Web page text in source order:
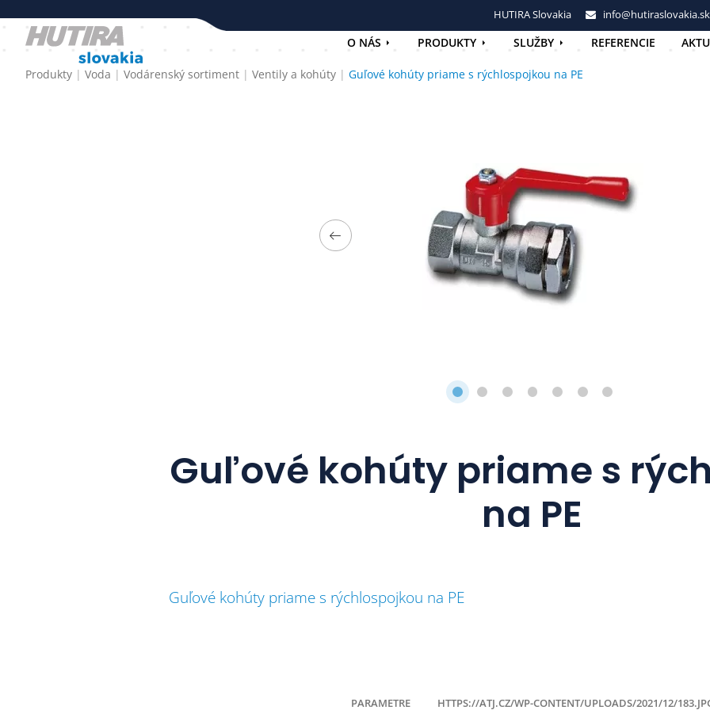
HUTIRA Slovakia info@hutiraslovakia.sk
O NÁS PRODUKTY SLUŽBY REFERENCIE
Produkty Voda Vodárenský sortiment Ventily a kohúty Guľové kohúty priame s rýchlospojkou na PE
Guľové kohúty priame s
na PE
Guľové kohúty priame s rýchlospojkou na PE
PARAMETRE HTTPS://ATJ.CZ/WP-CONTENT/UPLOADS/2021/12/